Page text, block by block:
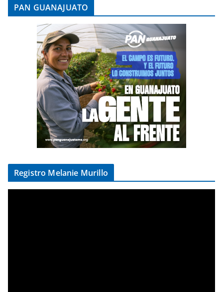
PAN GUANAJUATO
Registro Melanie Murillo